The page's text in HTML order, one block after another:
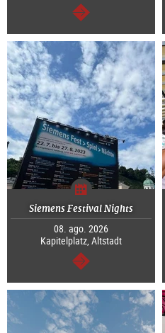
segue
Siemens Festival Nights
08. ago. 2026
Kapitelplatz, Altstadt
segue